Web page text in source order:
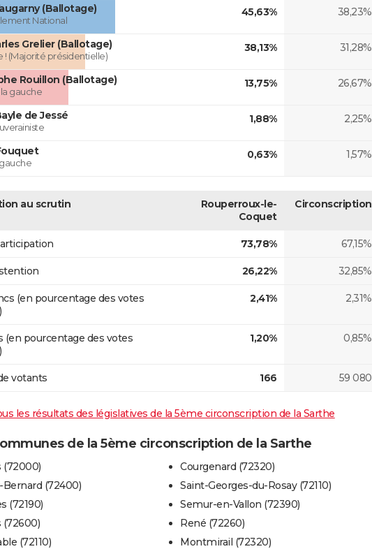
(Ballotage)
National
45,63% 38,23%
Grelier (Ballotage)
! (Majorité présidentielle)
38,13% 31,28%
Rouillon (Ballotage)
gauche
13,75% 26,67%
de Jessé 1,88% 2,25%
0,63% 1,57%
au scrutin
Rouperroux-le-
Coquet
Circonscription
73,78% 67,15%
26,22% 32,85%
(en pourcentage des votes
2,41% 2,31%
(en pourcentage des votes
1,20% 0,85%
votants 166 59 080
les résultats des législatives de la 5ème circonscription de la Sarthe
de la 5ème circonscription de la Sarthe
(72000)
Bernard (72400)
(72190)
(72110)
Courgenard (72320)
Saint-Georges-du-Rosay (72110)
Semur-en-Vallon (72390)
René (72260)
Montmirail (72320)